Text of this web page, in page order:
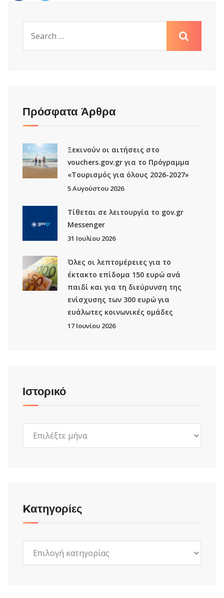
Πρόσφατα Άρθρα
Ξεκινούν οι αιτήσεις στο
vouchers.gov.gr για το Πρόγραμμα
«Τουρισμός για όλους 2026-2027»
5 Αυγούστου 2026
Τίθεται σε λειτουργία το gov.gr
Μessenger
31 Ιουλίου 2026
Όλες οι λεπτομέρειες για το
έκτακτο επίδομα 150 ευρώ ανά
παιδί και για τη διεύρυνση της
ενίσχυσης των 300 ευρώ για
ευάλωτες κοινωνικές ομάδες
17 Ιουνίου 2026
Ιστορικό
Kατηγορίες